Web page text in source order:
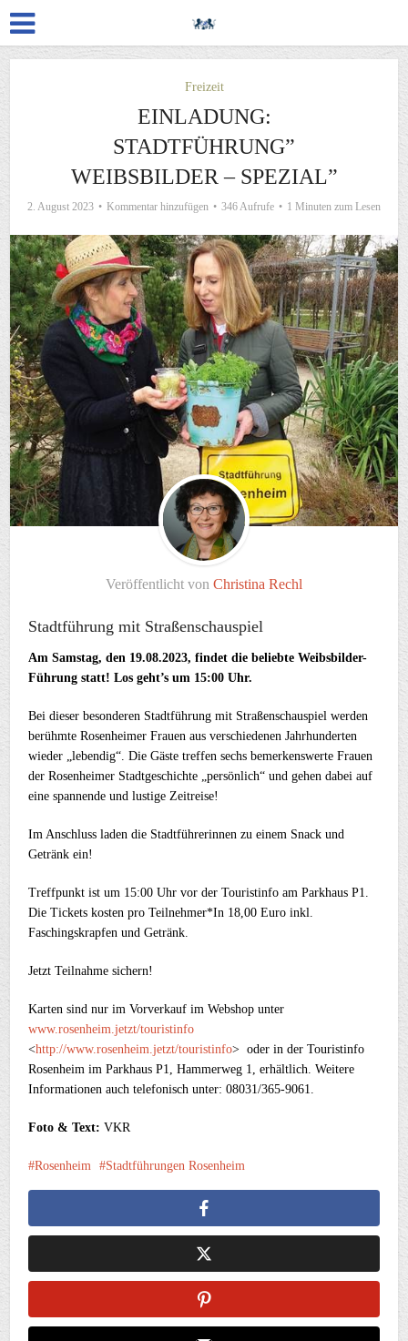
Freizeit
EINLADUNG:
STADTFÜHRUNG”
WEIBSBILDER – SPEZIAL”
2. August 2023 Kommentar hinzufügen 346 Aufrufe 1 Minuten zum Lesen
Veröffentlicht von Christina Rechl
Stadtführung mit Straßenschauspiel
Am Samstag, den 19.08.2023, findet die beliebte Weibsbilder-
Führung statt! Los geht’s um 15:00 Uhr.
Bei dieser besonderen Stadtführung mit Straßenschauspiel werden
berühmte Rosenheimer Frauen aus verschiedenen Jahrhunderten
wieder „lebendig“. Die Gäste treffen sechs bemerkenswerte Frauen
der Rosenheimer Stadtgeschichte „persönlich“ und gehen dabei auf
eine spannende und lustige Zeitreise!
Im Anschluss laden die Stadtführerinnen zu einem Snack und
Getränk ein!
Treffpunkt ist um 15:00 Uhr vor der Touristinfo am Parkhaus P1.
Die Tickets kosten pro Teilnehmer*In 18,00 Euro inkl.
Faschingskrapfen und Getränk.
Jetzt Teilnahme sichern!
Karten sind nur im Vorverkauf im Webshop unter
www.rosenheim.jetzt/touristinfo
<http://www.rosenheim.jetzt/touristinfo> oder in der Touristinfo
Rosenheim im Parkhaus P1, Hammerweg 1, erhältlich. Weitere
Informationen auch telefonisch unter: 08031/365-9061.
Foto & Text: VKR
Rosenheim Stadtführungen Rosenheim